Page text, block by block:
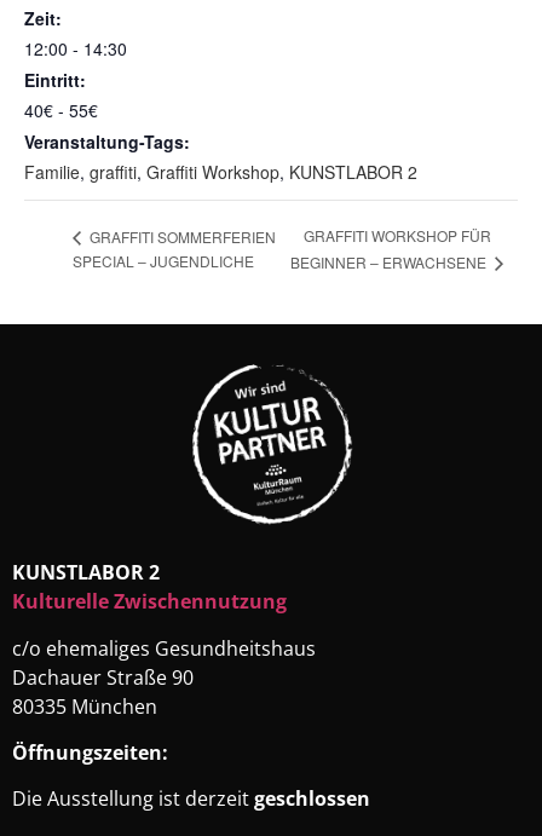
Zeit:
12:00 - 14:30
Eintritt:
40€ - 55€
Veranstaltung-Tags:
Familie, graffiti, Graffiti Workshop, KUNSTLABOR 2
GRAFFITI SOMMERFERIEN
SPECIAL – JUGENDLICHE
GRAFFITI WORKSHOP FÜR
BEGINNER – ERWACHSENE
KUNSTLABOR 2
Kulturelle Zwischennutzung
c/o ehemaliges Gesundheitshaus
Dachauer Straße 90
80335 München
Öffnungszeiten:
Die Ausstellung ist derzeitgeschlossen